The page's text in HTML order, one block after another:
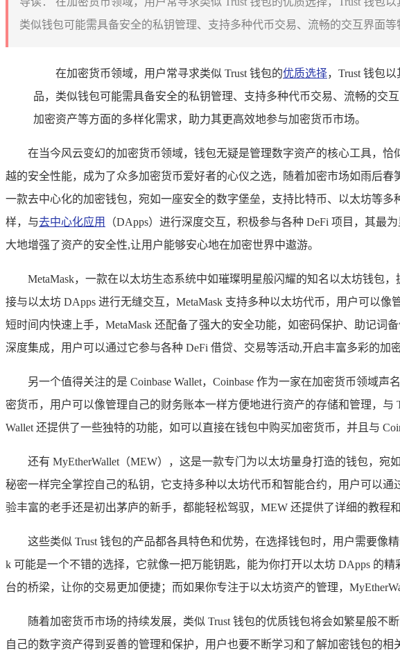
类似钱包可能需具备安全的私钥管理、支持多种代币交易、流畅的交互界面
在加密货币领域，用户常寻求类似 Trust 钱包的优质选择，Trust 钱包
品，类似钱包可能需具备安全的私钥管理、支持多种代币交易、流畅的交
加密资产等方面的多样化需求，助力其更高效地参与加密货币市场。
在当今风云变幻的加密货币领域，钱包无疑是管理数字资产的核心工具，
越的安全性能，成为了众多加密货币爱好者的心仪之选，随着加密市场如雨后
一款去中心化的加密钱包，宛如一座安全的数字堡垒，支持比特币、以太坊等
样，与去中心化应用
（DApps）进行深度交互，积极参与各种 DeFi 项目，其
大地增强了资产的安全性,让用户能够安心地在加密世界中遨游。
MetaMask，一款在以太坊生态系统中如璀璨明星般闪耀的知名以太坊钱包
接与以太坊 DApps 进行无缝交互，MetaMask 支持多种以太坊代币，用户可以
短时间内快速上手，MetaMask 还配备了强大的安全功能，如密码保护、助记词
深度集成，用户可以通过它参与各种 DeFi 借贷、交易等活动,开启丰富多彩的加密
另一个值得关注的是 Coinbase Wallet，Coinbase 作为一家在加密货币领域
密货币，用户可以像管理自己的财务账本一样方便地进行资产的存储和管理，与
Wallet 还提供了一些独特的功能，如可以直接在钱包中购买加密货币，并且与
还有 MyEtherWallet（MEW），这是一款专门为以太坊量身打造的钱包，
秘密一样完全掌控自己的私钥，它支持多种以太坊代币和智能合约，用户可以
验丰富的老手还是初出茅庐的新手，都能轻松驾驭，MEW 还提供了详细的教程
这些类似 Trust 钱包的产品都各具特色和优势，在选择钱包时，用户需要像
k 可能是一个不错的选择，它就像一把万能钥匙，能为你打开以太坊 DApps 的
台的桥梁，让你的交易更加便捷；而如果你专注于以太坊资产的管理，
随着加密货币市场的持续发展，类似 Trust 钱包的优质钱包将会如繁星般
自己的数字资产得到妥善的管理和保护，用户也要不断学习和了解加密钱包的